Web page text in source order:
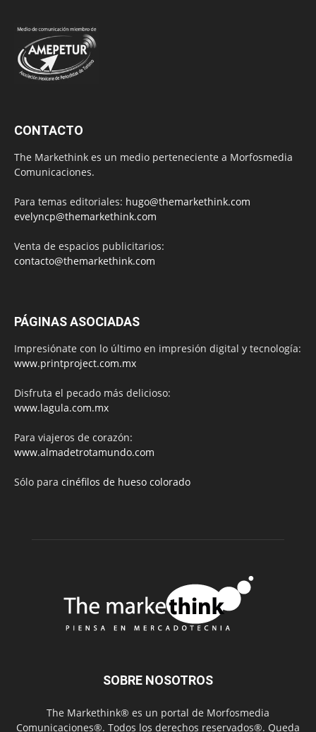
CONTACTO
The Markethink es un medio perteneciente a Morfosmedia
Comunicaciones.
Para temas editoriales: hugo@themarkethink.com
evelyncp@themarkethink.com
Venta de espacios publicitarios:
contacto@themarkethink.com
PÁGINAS ASOCIADAS
Impresiónate con lo último en impresión digital y tecnología:
www.printproject.com.mx
Disfruta el pecado más delicioso:
www.lagula.com.mx
Para viajeros de corazón:
www.almadetrotamundo.com
Sólo para cinéfilos de hueso colorado
SOBRE NOSOTROS
The Markethink® es un portal de Morfosmedia
Comunicaciones®. Todos los derechos reservados®. Queda